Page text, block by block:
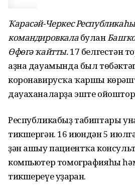
Ҡарасәй-Черкес
командировкалабулған
Өфөгә ҡайтты.17 белгестән
аҙна дауамында был
коронавирусҡа ҡаршы
дауаханаларҙа эште
Республикабыҙ табиптары
тикшергән. 16 июндән 5
ҙән ашыу пациентҡа
компьютер томографияһы
тикшереүе уҙғарған.